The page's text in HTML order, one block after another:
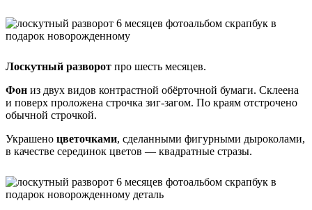
Лоскутный разворот про шесть месяцев.
Фон из двух видов контрастной обёрточной бумаги. Склеена
и поверх проложена строчка зиг-загом. По краям отстрочено
обычной строчкой.
Украшено цветочками, сделанными фигурными дыроколами,
в качестве серединок цветов — квадратные стразы.